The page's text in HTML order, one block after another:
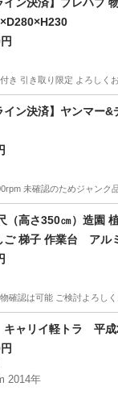
き 引き取り限定 よろしく
収納家具
イン決済】ヤンマー
未確認のためジャン
その他 ヤンマー
（高さ350㎝）造園
梯子 作業台 アル
確認は可能 ご検討よろし
その他 梯子
ャリイ軽トラ 平
2014年